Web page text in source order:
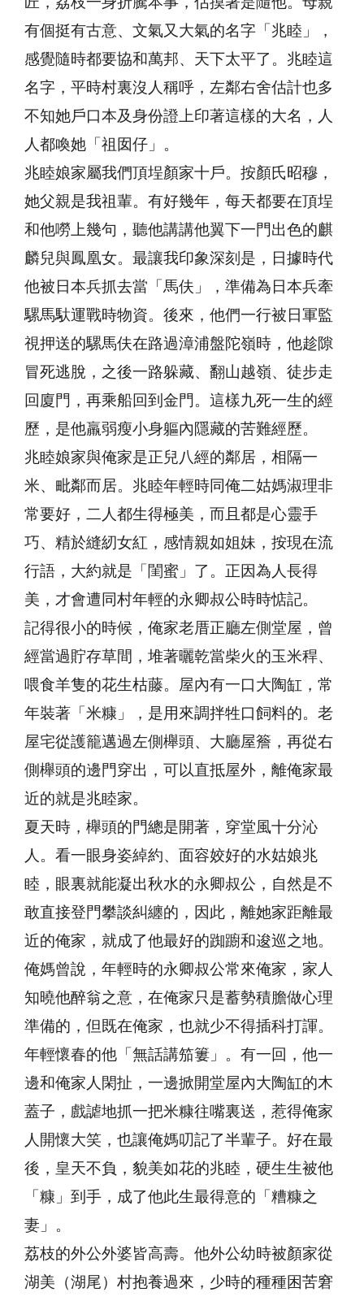
有個挺有古意、文氣又大氣的名字「兆睦」，
感覺隨時都要協和萬邦、天下太平了。兆睦這
名字，平時村裏沒人稱呼，左鄰右舍估計也多
不知她戶口本及身份證上印著這樣的大名，人
人都喚她「祖囡仔」。
兆睦娘家屬我們頂埕顏家十戶。按顏氏昭穆，
她父親是我祖輩。有好幾年，每天都要在頂埕
和他嘮上幾句，聽他講講他翼下一門出色的麒
麟兒與鳳凰女。最讓我印象深刻是，日據時代
他被日本兵抓去當「馬伕」，準備為日本兵牽
騾馬馱運戰時物資。後來，他們一行被日軍監
視押送的騾馬伕在路過漳浦盤陀嶺時，他趁隙
冒死逃脫，之後一路躲藏、翻山越嶺、徒步走
回廈門，再乘船回到金門。這樣九死一生的經
歷，是他羸弱瘦小身軀內隱藏的苦難經歷。
兆睦娘家與俺家是正兒八經的鄰居，相隔一
米、毗鄰而居。兆睦年輕時同俺二姑媽淑理非
常要好，二人都生得極美，而且都是心靈手
巧、精於縫紉女紅，感情親如姐妹，按現在流
行語，大約就是「閨蜜」了。正因為人長得
美，才會遭同村年輕的永卿叔公時時惦記。
記得很小的時候，俺家老厝正廳左側堂屋，曾
經當過貯存草間，堆著曬乾當柴火的玉米稈、
喂食羊隻的花生枯藤。屋內有一口大陶缸，常
年裝著「米糠」，是用來調拌牲口飼料的。老
屋宅從護籠邁過左側櫸頭、大廳屋簷，再從右
側櫸頭的邊門穿出，可以直抵屋外，離俺家最
近的就是兆睦家。
夏天時，櫸頭的門總是開著，穿堂風十分沁
人。看一眼身姿綽約、面容姣好的水姑娘兆
睦，眼裏就能凝出秋水的永卿叔公，自然是不
敢直接登門攀談糾纏的，因此，離她家距離最
近的俺家，就成了他最好的踟躕和逡巡之地。
俺媽曾說，年輕時的永卿叔公常來俺家，家人
知曉他醉翁之意，在俺家只是蓄勢積膽做心理
準備的，但既在俺家，也就少不得插科打諢。
年輕懷春的他「無話講笳簍」。有一回，他一
邊和俺家人閑扯，一邊掀開堂屋內大陶缸的木
蓋子，戲謔地抓一把米糠往嘴裏送，惹得俺家
人開懷大笑，也讓俺媽叨記了半輩子。好在最
後，皇天不負，貌美如花的兆睦，硬生生被他
「糠」到手，成了他此生最得意的「糟糠之
妻」。
荔枝的外公外婆皆高壽。他外公幼時被顏家從
湖美（湖尾）村抱養過來，少時的種種困苦窘